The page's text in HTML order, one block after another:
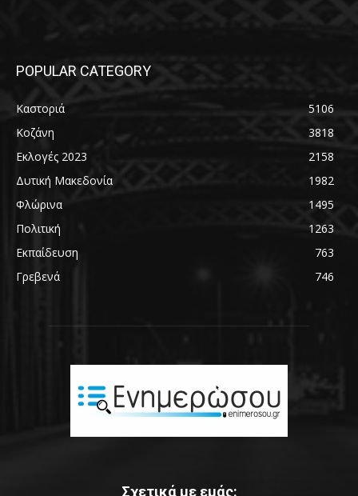
POPULAR CATEGORY
Καστοριά
5106
Κοζάνη
3818
Εκλογές 2023
2158
Δυτική Μακεδονία
1982
Φλώρινα
1495
Πολιτική
1263
Εκπαίδευση
763
Γρεβενά
746
Σχετικά με εμάς: